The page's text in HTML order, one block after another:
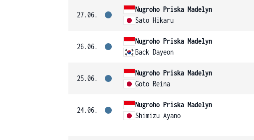
27.06.
Nugroho Priska Madelyn
Sato Hikaru
26.06.
Nugroho Priska Madelyn
Back Dayeon
25.06.
Nugroho Priska Madelyn
Goto Reina
24.06.
Nugroho Priska Madelyn
Shimizu Ayano